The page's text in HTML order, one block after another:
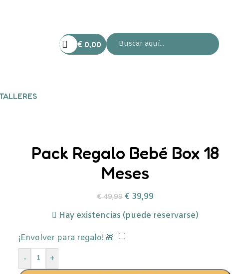
€ 0,00
Pack Regalo Bebé Box 18
Meses
€49,99 € 39,99
Hay existencias (puede reservarse)
¡Envolver para regalo! 🎁
-
+